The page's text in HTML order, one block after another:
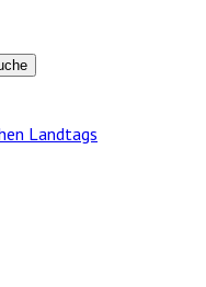
Landtags